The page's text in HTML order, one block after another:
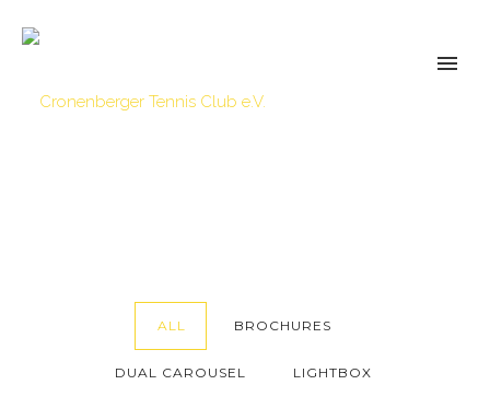
ALL BROCHURES
DUAL CAROUSEL LIGHTBOX